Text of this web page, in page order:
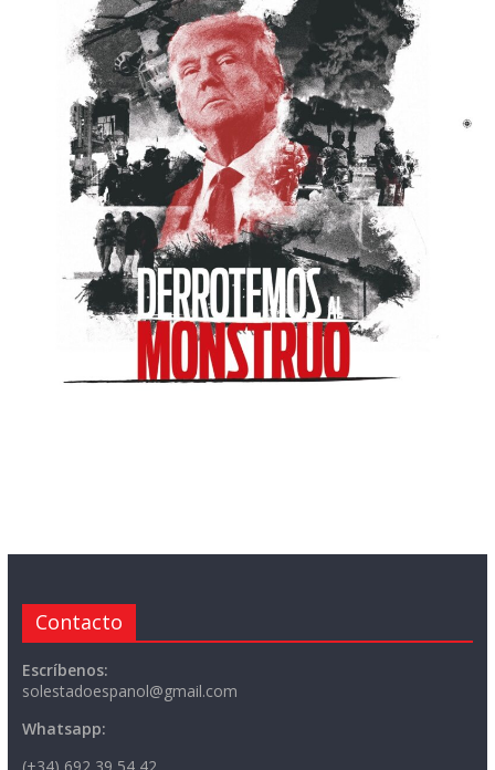
Contacto
Escríbenos:
solestadoespanol@gmail.com
Whatsapp: